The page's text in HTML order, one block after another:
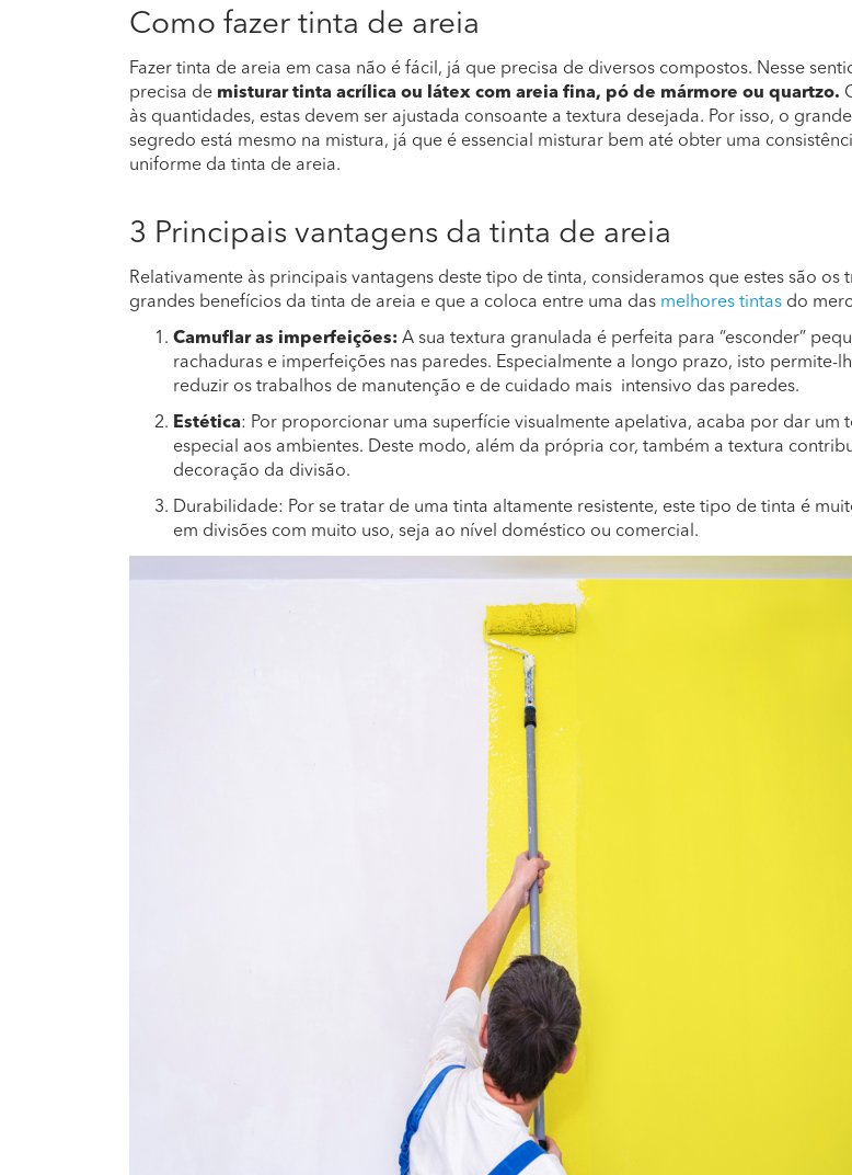
Como fazer tinta de areia
Fazer tinta de areia em casa não é fácil, já que precisa de diversos compostos. Nesse
precisa de misturar tinta acrílica ou látex com areia fina, pó de mármore ou quartzo.
às quantidades, estas devem ser ajustada consoante a textura desejada. Por isso, o grande
segredo está mesmo na mistura, já que é essencial misturar bem até obter uma
uniforme da tinta de areia.
3 Principais vantagens da tinta de areia
Relativamente às principais vantagens deste tipo de tinta, consideramos que estes são os
grandes benefícios da tinta de areia e que a coloca entre uma das melhores tintas do
Camuflar as imperfeições: A sua textura granulada é perfeita para “esconder”
rachaduras e imperfeições nas paredes. Especialmente a longo prazo, isto permite-
reduzir os trabalhos de manutenção e de cuidado mais intensivo das paredes.
Estética: Por proporcionar uma superfície visualmente apelativa, acaba por dar um
especial aos ambientes. Deste modo, além da própria cor, também a textura
decoração da divisão.
Durabilidade: Por se tratar de uma tinta altamente resistente, este tipo de tinta é
em divisões com muito uso, seja ao nível doméstico ou comercial.